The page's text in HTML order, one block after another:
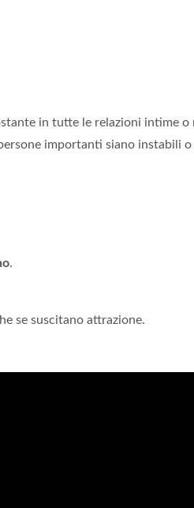
in tutte le relazioni intime o
importanti siano instabili o
.
se suscitano attrazione.